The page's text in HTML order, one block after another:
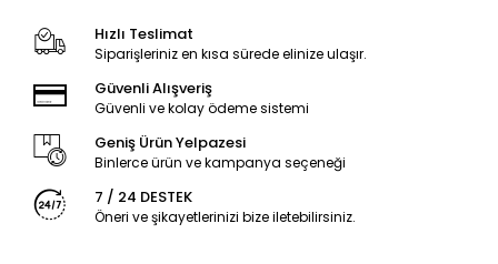
Hızlı Teslimat
Siparişleriniz en kısa sürede elinize ulaşır.
Güvenli Alışveriş
Güvenli ve kolay ödeme sistemi
Geniş Ürün Yelpazesi
Binlerce ürün ve kampanya seçeneği
7 / 24 DESTEK
Öneri ve şikayetlerinizi bize iletebilirsiniz.